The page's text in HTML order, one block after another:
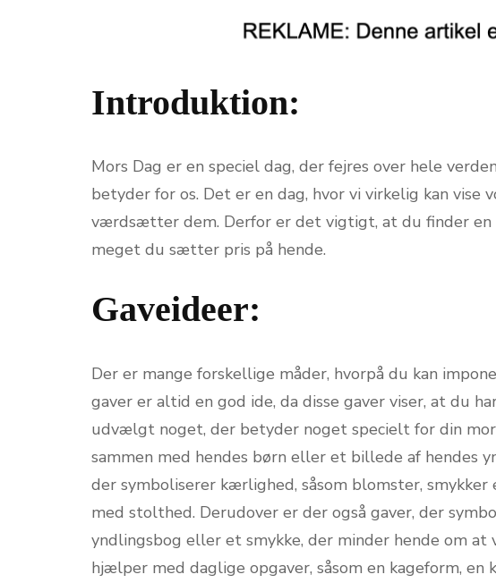
Introduktion:
Mors Dag er en speciel dag, der fejres over hele
betyder for os. Det er en dag, hvor vi virkelig kan vise
værdsætter dem. Derfor er det vigtigt, at du finder en
meget du sætter pris på hende.
Gaveideer:
Der er mange forskellige måder, hvorpå du kan
gaver er altid en god ide, da disse gaver viser, at du
udvælgt noget, der betyder noget specielt for din
sammen med hendes børn eller et billede af hendes
der symboliserer kærlighed, såsom blomster,
med stolthed. Derudover er der også gaver, der
yndlingsbog eller et smykke, der minder hende om
hjælper med daglige opgaver, såsom en kageform,